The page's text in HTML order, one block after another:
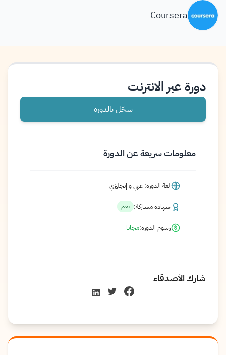
Coursera
دورة عبر الانترنت
سجّل بالدورة
معلومات سريعة عن الدورة
لغة الدورة: عربي و إنجليزي
شهادة مشاركة: نعم
رسوم الدورة:مجانا
شارك الأصدقاء